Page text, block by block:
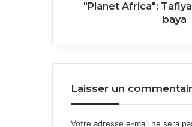
"Planet Africa":
baya
Laisser un
Votre adresse e-mail ne sera